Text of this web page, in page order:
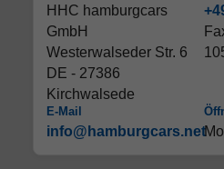
HHC hamburgcars
GmbH
Westerwalseder Str. 6
DE - 27386
Kirchwalsede
E-Mail
info@hamburgcars.net